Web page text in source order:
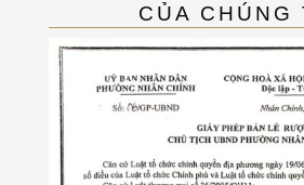
CỦA CHÚNG